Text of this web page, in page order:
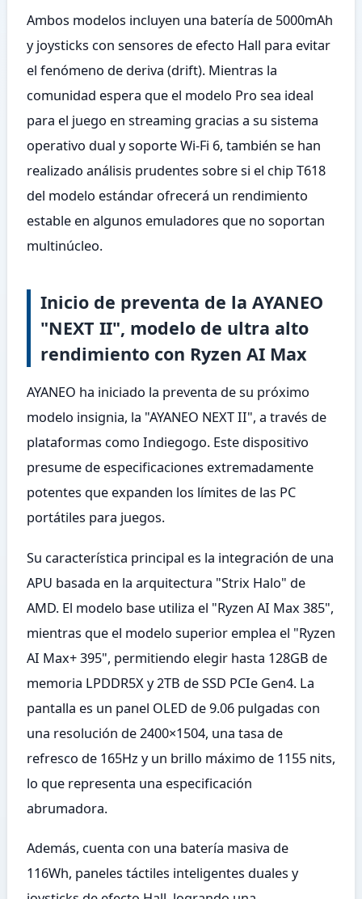
Ambos modelos incluyen una batería de 5000mAh
y joysticks con sensores de efecto Hall para evitar
el fenómeno de deriva (drift). Mientras la
comunidad espera que el modelo Pro sea ideal
para el juego en streaming gracias a su sistema
operativo dual y soporte Wi-Fi 6, también se han
realizado análisis prudentes sobre si el chip T618
del modelo estándar ofrecerá un rendimiento
estable en algunos emuladores que no soportan
multinúcleo.
Inicio de preventa de la AYANEO
"NEXT II", modelo de ultra alto
rendimiento con Ryzen AI Max
AYANEO ha iniciado la preventa de su próximo
modelo insignia, la "AYANEO NEXT II", a través de
plataformas como Indiegogo. Este dispositivo
presume de especificaciones extremadamente
potentes que expanden los límites de las PC
portátiles para juegos.
Su característica principal es la integración de una
APU basada en la arquitectura "Strix Halo" de
AMD. El modelo base utiliza el "Ryzen AI Max 385",
mientras que el modelo superior emplea el "Ryzen
AI Max+ 395", permitiendo elegir hasta 128GB de
memoria LPDDR5X y 2TB de SSD PCIe Gen4. La
pantalla es un panel OLED de 9.06 pulgadas con
una resolución de 2400×1504, una tasa de
refresco de 165Hz y un brillo máximo de 1155 nits,
lo que representa una especificación
abrumadora.
Además, cuenta con una batería masiva de
116Wh, paneles táctiles inteligentes duales y